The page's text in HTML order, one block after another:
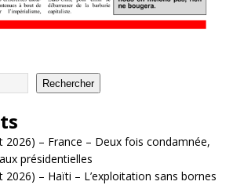
Rechercher
2026) – France – Deux fois condamnée,
présidentielles
2026) – Haïti – L’exploitation sans bornes